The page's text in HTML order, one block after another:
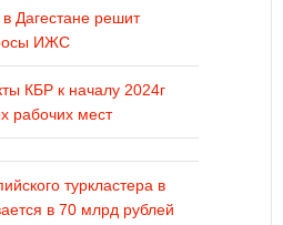
Дагестане решит
ИЖС
КБР к началу 2024г
рабочих мест
туркластера в
в 70 млрд рублей